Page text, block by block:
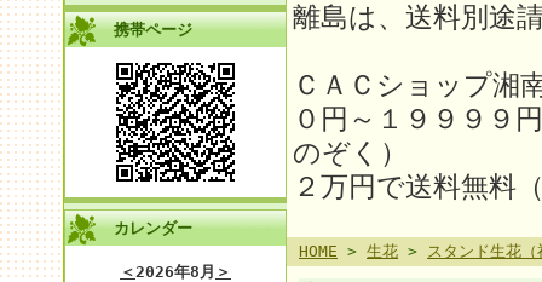
携帯ページ
カレンダー
＜2026年8月 ＞
離島は、送料別途
ＣＡＣショップ湘
０円～１９９９９
のぞく）
２万円で送料無料
HOME > 生花 > スタンド生花